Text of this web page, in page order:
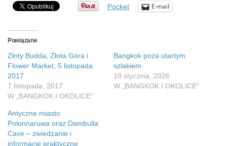
Pocket E-mail
Powiązane
Złoty Budda, Złota Góra i
Flower Market, 5 listopada
2017
7 listopada, 2017
W „BANGKOK I OKOLICE"
Bangkok poza utartym
szlakiem
18 stycznia, 2026
W „BANGKOK I OKOLICE"
Antyczne miasto
Polonnaruwa oraz Dambulla
Cave – zwiedzanie i
informacje praktyczne